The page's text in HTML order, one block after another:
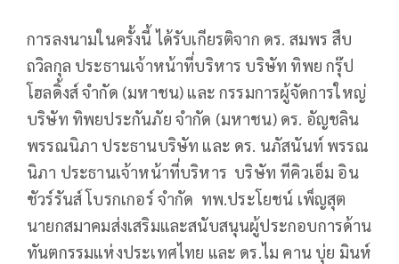
การลงนามในครั้งนี้ ได้รับเกียรติจาก ดร. สมพร สืบ
ถวิลกุล ประธานเจ้าหน้าที่บริหาร บริษัท ทิพย กรุ๊ป
โฮลดิ้งส์ จำกัด (มหาชน) และ กรรมการผู้จัดการใหญ่
บริษัท ทิพยประกันภัย จำกัด (มหาชน) ดร. อัญชลิน
พรรณนิภา ประธานบริษัท และ ดร. นภัสนันท์ พรรณ
นิภา ประธานเจ้าหน้าที่บริหาร บริษัท ทีคิวเอ็ม อิน
ชัวร์รันส์ โบรกเกอร์ จำกัด ทพ.ประโยชน์ เพ็ญสุต
นายกสมาคมส่งเสริมและสนับสนุนผู้ประกอบการด้าน
ทันตกรรมแห่งประเทศไทย และ ดร.ไม คาน บุ่ย มินห์